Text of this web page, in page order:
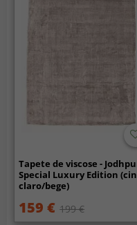
Tapete de viscose -
Special Luxury Edition
claro/bege)
159 € 199 €